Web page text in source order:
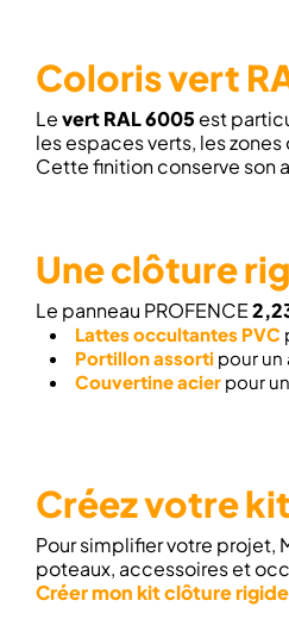
Coloris vert
Levert RAL 6005est
les espaces verts, les
Cette finition conserve son
Une clôture
Le panneau PROFENCE
Lattes occultantes PVC
Portillon assorti pour un
Couvertine acier pour
Créez votre
Pour simplifier votre projet,
poteaux, accessoires et
Créer mon kit clôture